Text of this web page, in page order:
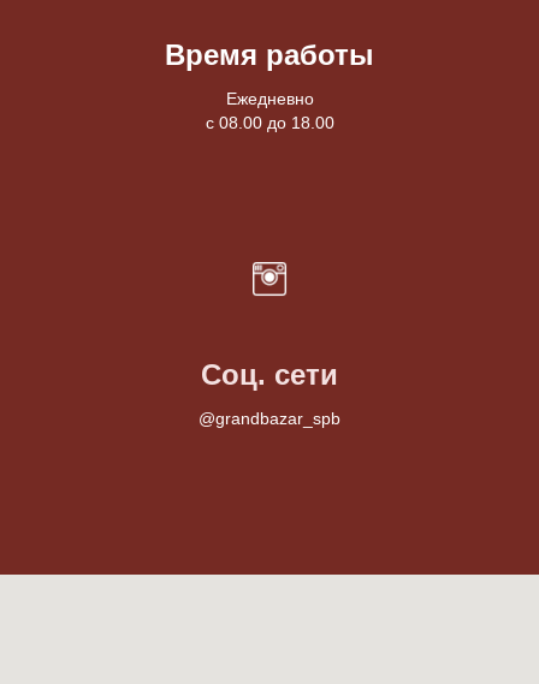
Время работы
Ежедневно
с 08.00 до 18.00
Соц. сети
@grandbazar_spb